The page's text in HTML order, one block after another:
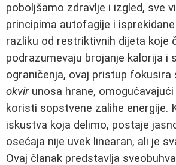
poboljšamo zdravlje i izgled, sve
principima autofagije i
razliku od restriktivnih dijeta koje
podrazumevaju brojanje kalorija i
ograničenja, ovaj pristup fokusira
okvirunosa hrane,
koristi sopstvene zalihe energije.
iskustva koja delimo, postaje
osećaja nije uvek linearan, ali je
Ovaj članak predstavlja